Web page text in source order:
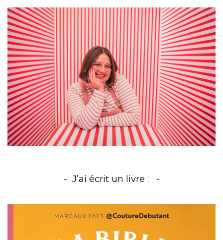
J’ai écrit un livre :